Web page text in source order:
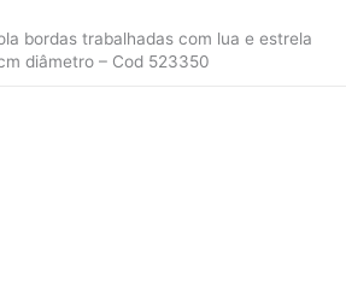
bordas trabalhadas com lua e estrela
diâmetro – Cod 523350